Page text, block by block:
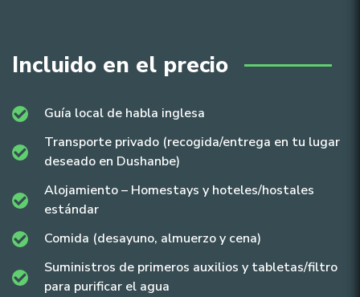
Incluido en el precio
Guía local de habla inglesa
Transporte privado (recogida/entrega en tu lugar
deseado en Dushanbe)
Alojamiento – Homestays y hoteles/hostales
estándar
Comida (desayuno, almuerzo y cena)
Suministros de primeros auxilios y tabletas/filtro
para purificar el agua